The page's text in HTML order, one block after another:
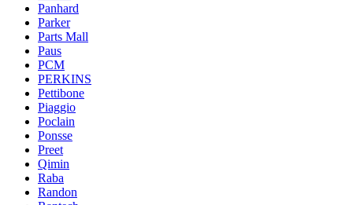
Panhard
Parker
Parts Mall
Paus
PCM
PERKINS
Pettibone
Piaggio
Poclain
Ponsse
Preet
Qimin
Raba
Randon